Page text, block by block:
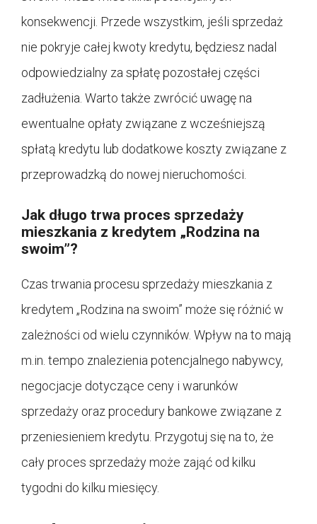
konsekwencji. Przede wszystkim, jeśli sprzedaż
nie pokryje całej kwoty kredytu, będziesz nadal
odpowiedzialny za spłatę pozostałej części
zadłużenia. Warto także zwrócić uwagę na
ewentualne opłaty związane z wcześniejszą
spłatą kredytu lub dodatkowe koszty związane z
przeprowadzką do nowej nieruchomości.
Jak długo trwa proces sprzedaży
mieszkania z kredytem „Rodzina na
swoim”?
Czas trwania procesu sprzedaży mieszkania z
kredytem „Rodzina na swoim” może się różnić w
zależności od wielu czynników. Wpływ na to mają
m.in. tempo znalezienia potencjalnego nabywcy,
negocjacje dotyczące ceny i warunków
sprzedaży oraz procedury bankowe związane z
przeniesieniem kredytu. Przygotuj się na to, że
cały proces sprzedaży może zająć od kilku
tygodni do kilku miesięcy.